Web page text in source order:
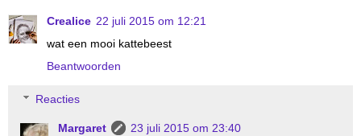
Crealice 22 juli 2015 om 12:21
wat een mooi kattebeest
Beantwoorden
Reacties
Margaret
23 juli 2015 om 23:40